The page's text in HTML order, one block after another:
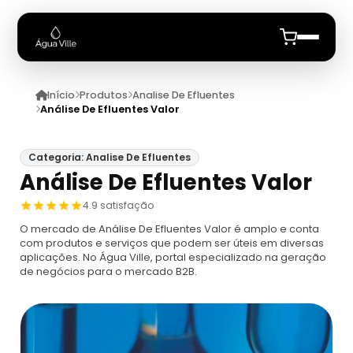
Início
Produtos
Analisador De Leite
Analisador De Leite
Analisador De Leite Ekomilk
Analisador De Leite Lactoscan Mcc
Analisador De Particulas
Analisador De Partículas Para Comprar
Contador De Agua Particular
Analise De Agua
Análise De Água
Analise De Efluentes
Anuncie
Início Produtos Analise De Efluentes
Análise De Efluentes Valor
Categoria: Analise De Efluentes
Análise De Efluentes Valor
4.9 satisfação
O mercado de Análise De Efluentes Valor é amplo e conta
com produtos e serviços que podem ser úteis em diversas
aplicações. No Água Ville, portal especializado na geração
de negócios para o mercado B2B.